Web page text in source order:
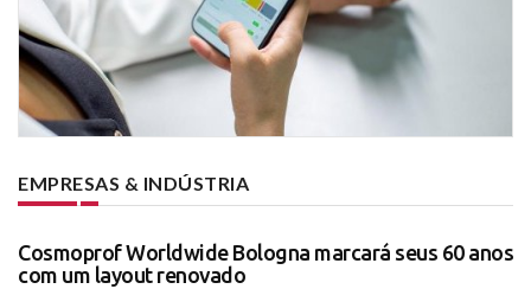
EMPRESAS & INDÚSTRIA
Cosmoprof Worldwide Bologna marcará seus 60 anos
com um layout renovado